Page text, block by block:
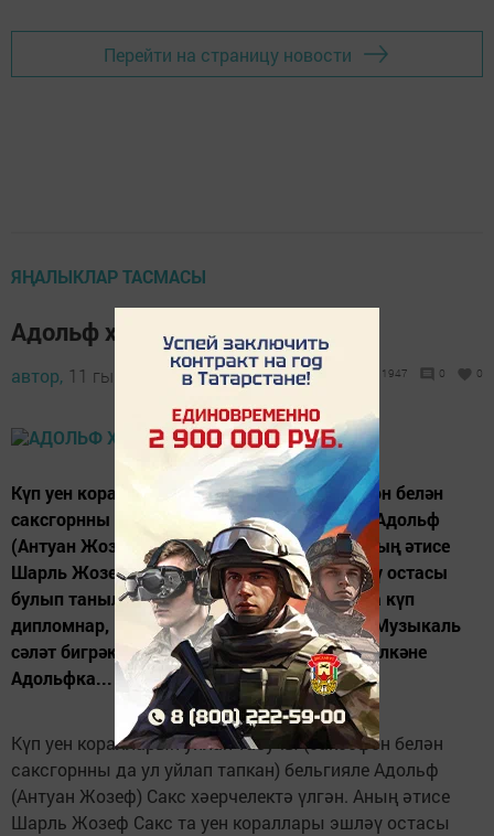
Перейти на страницу новости
ЯҢАЛЫКЛАР ТАСМАСЫ
Адольф хәерчелектән үлгән
автор, 11 гыйнвар 2018 - 13:01 1947 0 0
Күп уен коралларын уйлап табучы (саксофон белән
саксгорнны да ул уйлап тапкан) бельгияле Адольф
(Антуан Жозеф) Сакс хәерчелектә үлгән. Аның әтисе
Шарль Жозеф Сакс та уен кораллары эшләү остасы
булып танылган, моның өчен үз заманында күп
дипломнар, медальләр белән бүләкләнгән. Музыкаль
сәләт бигрәк тә аның унбер баласының иң өлкәне
Адольфка...
Күп уен коралларын уйлап табучы (саксофон белән
саксгорнны да ул уйлап тапкан) бельгияле Адольф
(Антуан Жозеф) Сакс хәерчелектә үлгән. Аның әтисе
Шарль Жозеф Сакс та уен кораллары эшләү остасы